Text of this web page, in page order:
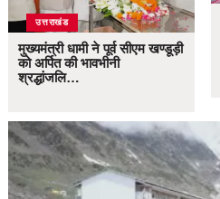
उत्तराखंड
मुख्यमंत्री धामी ने पूर्व सीएम खण्डूड़ी
को अर्पित की भावभीनी
श्रद्धांजलि…